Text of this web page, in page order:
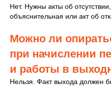
Нет. Нужны акты об
объяснительная или акт об
Можно ли
при начислении
и работы в
Нельзя. Факт выхода должен